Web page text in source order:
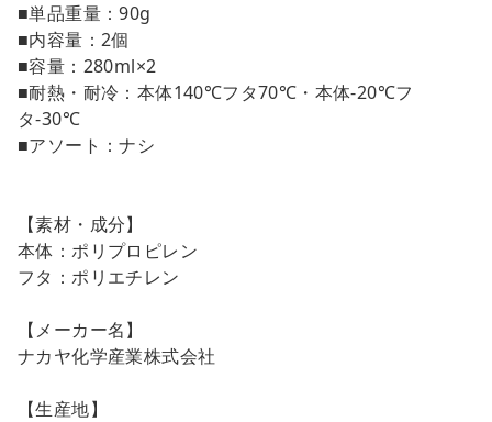
■単品重量：90g
■内容量：2個
■容量：280ml×2
■耐熱・耐冷：本体140℃フタ70℃・本体-20℃フ
タ-30℃
■アソート：ナシ
【素材・成分】
本体：ポリプロピレン
フタ：ポリエチレン
【メーカー名】
ナカヤ化学産業株式会社
【生産地】